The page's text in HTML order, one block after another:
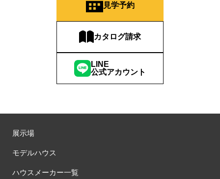
見学予約
カタログ請求
LINE
公式アカウント
展示場
モデルハウス
ハウスメーカー一覧